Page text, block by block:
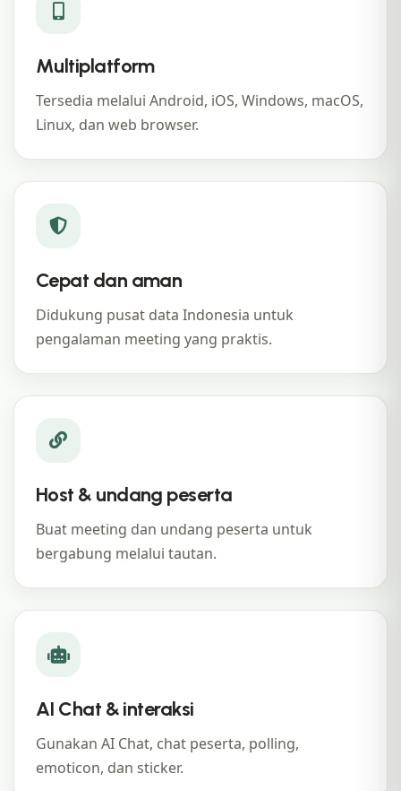
Multiplatform
Tersedia melalui Android, iOS, Windows, macOS,
Linux, dan web browser.
Cepat dan aman
Didukung pusat data Indonesia untuk
pengalaman meeting yang praktis.
Host & undang peserta
Buat meeting dan undang peserta untuk
bergabung melalui tautan.
AI Chat & interaksi
Gunakan AI Chat, chat peserta, polling,
emoticon, dan sticker.